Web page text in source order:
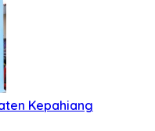
Kepahiang